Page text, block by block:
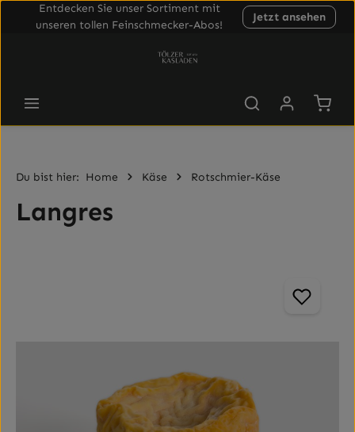
Entdecken Sie unser Sortiment mit
unseren tollen Feinschmecker-Abos!
Jetzt ansehen
Du bist hier: Home Käse Rotschmier-Käse
Langres